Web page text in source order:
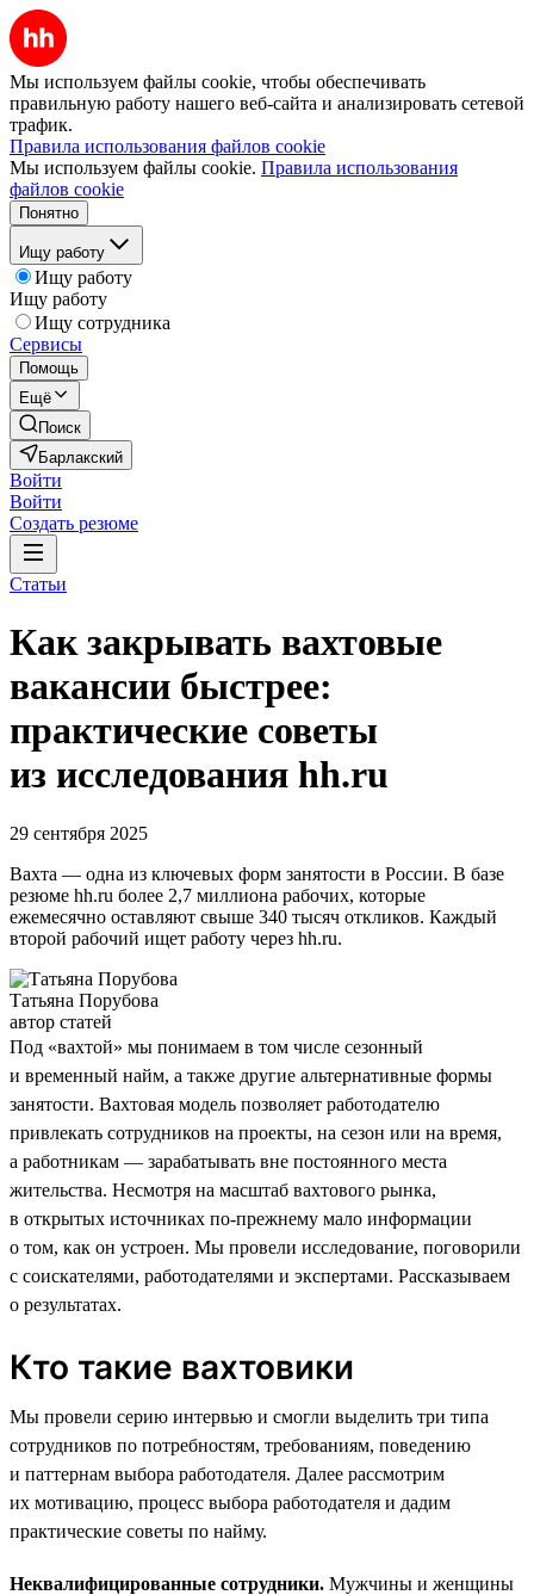
Мы используем файлы cookie, чтобы обеспечивать
правильную работу нашего веб-сайта и анализировать сетевой
трафик.
Правила использования файлов cookie
Мы используем файлы cookie. Правила использования
файлов cookie
Понятно
Ищу работу
Ищу работу
Ищу работу
Ищу сотрудника
Сервисы
Помощь
Ещё
Поиск
Барлакский
Войти
Войти
Создать резюме
Статьи
Как закрывать вахтовые
вакансии быстрее:
практические советы
из исследования hh.ru
29 сентября 2025
Вахта — одна из ключевых форм занятости в России. В базе
резюме hh.ru более 2,7 миллиона рабочих, которые
ежемесячно оставляют свыше 340 тысяч откликов. Каждый
второй рабочий ищет работу через hh.ru.
Татьяна Порубова
автор статей
Под «вахтой» мы понимаем в том числе сезонный
и временный найм, а также другие альтернативные формы
занятости. Вахтовая модель позволяет работодателю
привлекать сотрудников на проекты, на сезон или на время,
а работникам — зарабатывать вне постоянного места
жительства. Несмотря на масштаб вахтового рынка,
в открытых источниках по-прежнему мало информации
о том, как он устроен. Мы провели исследование, поговорили
с соискателями, работодателями и экспертами. Рассказываем
о результатах.
Кто такие вахтовики
Мы провели серию интервью и смогли выделить три типа
сотрудников по потребностям, требованиям, поведению
и паттернам выбора работодателя. Далее рассмотрим
их мотивацию, процесс выбора работодателя и дадим
практические советы по найму.
Неквалифицированные сотрудники. Мужчины и женщины